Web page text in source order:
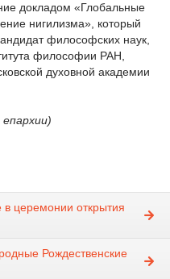
докладом «Глобальные
нигилизма», который
философских наук,
философии РАН,
духовной академии
в церемонии открытия
Рождественские